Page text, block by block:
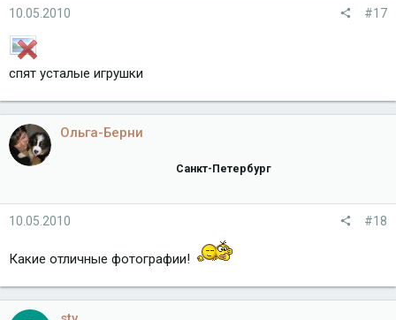
10.05.2010 #17
cпят усталые игрушки
Ольга-Берни
Санкт-Петербург
10.05.2010 #18
Какие отличные фотографии!